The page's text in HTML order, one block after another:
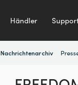
Händler
Nachrichtenarchiv